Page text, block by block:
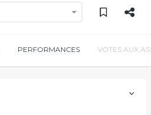
PERFORMANCES VOTES AUX